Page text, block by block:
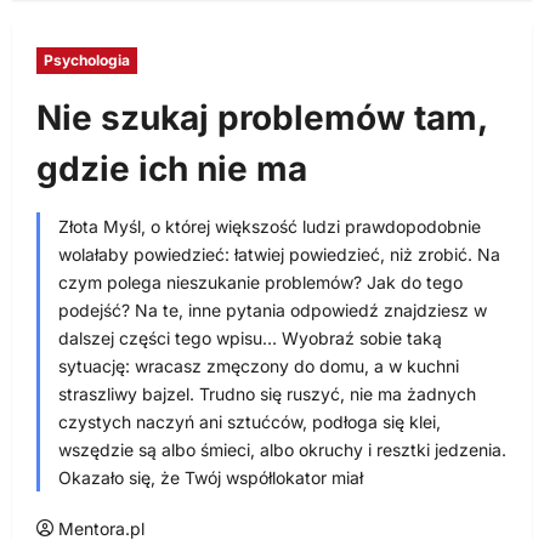
Psychologia
Nie szukaj problemów tam,
gdzie ich nie ma
Złota Myśl, o której większość ludzi prawdopodobnie
wolałaby powiedzieć: łatwiej powiedzieć, niż zrobić. Na
czym polega nieszukanie problemów? Jak do tego
podejść? Na te, inne pytania odpowiedź znajdziesz w
dalszej części tego wpisu… Wyobraź sobie taką
sytuację: wracasz zmęczony do domu, a w kuchni
straszliwy bajzel. Trudno się ruszyć, nie ma żadnych
czystych naczyń ani sztućców, podłoga się klei,
wszędzie są albo śmieci, albo okruchy i resztki jedzenia.
Okazało się, że Twój współlokator miał
Mentora.pl